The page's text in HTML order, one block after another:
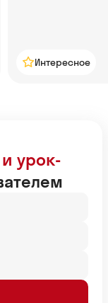
Интересное
и урок-